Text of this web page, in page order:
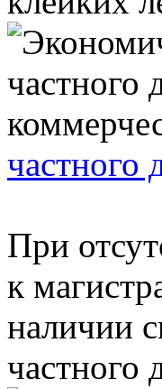
частного
При
к
наличии
частного